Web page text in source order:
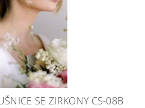
SE ZIRKONY CS-08B